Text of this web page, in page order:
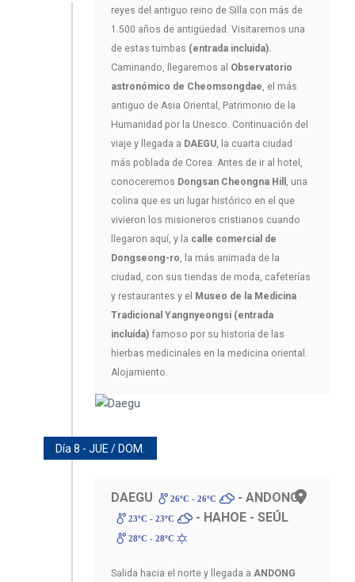
reyes del antiguo reino de Silla con más de
1.500 años de antigüedad. Visitaremos una
de estas tumbas (entrada incluida).
Caminando, llegaremos al Observatorio
astronómico de Cheomsongdae, el más
antiguo de Asia Oriental, Patrimonio de la
Humanidad por la Unesco. Continuación del
viaje y llegada a DAEGU, la cuarta ciudad
más poblada de Corea. Antes de ir al hotel,
conoceremos Dongsan Cheongna Hill , una
colina que es un lugar histórico en el que
vivieron los misioneros cristianos cuando
llegaron aquí, y la calle comercial de
Dongseong-ro, la más animada de la
ciudad, con sus tiendas de moda, cafeterías
y restaurantes y el Museo de la Medicina
Tradicional Yangnyeongsi (entrada
incluida) famoso por su historia de las
hierbas medicinales en la medicina oriental.
Alojamiento.
Día 8 - JUE / DOM.
DAEGU 26ºC - 26ºC - ANDONG
23ºC - 23ºC - HAHOE - SEÚL
28ºC - 28ºC
Salida hacia el norte y llegada a ANDONG